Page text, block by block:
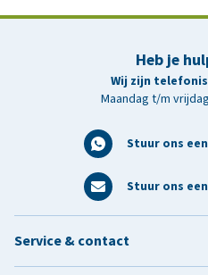
Heb je
Wij zijn
Maandag t/m
Stuur ons
Stuur ons
Service & contact